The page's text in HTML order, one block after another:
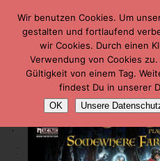
Wir benutzen Cookies. Um
gestalten und fortlaufend
wir Cookies. Durch einen
Verwendung von Cookies
Gültigkeit von einem Tag.
findest Du in unserer
OK Unsere